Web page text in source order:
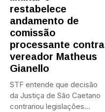
restabelece
andamento de
comissão
processante contra
vereador Matheus
Gianello
STF entende que decisão
da Justiça de São Caetano
contrariou legislações